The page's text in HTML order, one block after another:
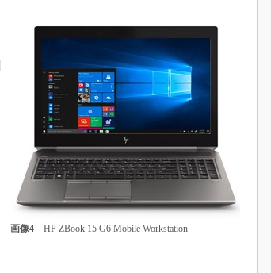
画像4 HP ZBook 15 G6 Mobile Workstation